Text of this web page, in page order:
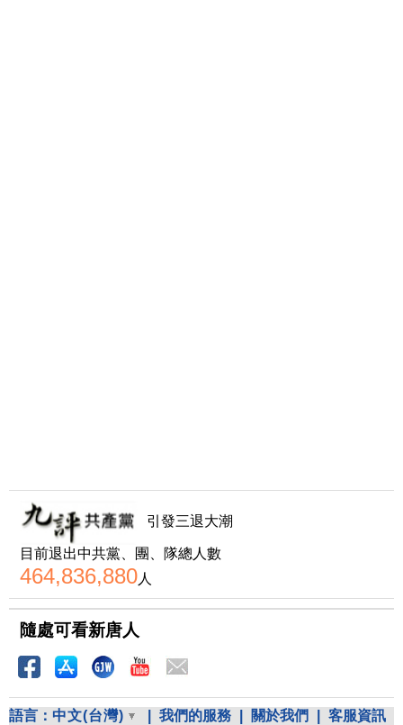
引發三退大潮
目前退出中共黨、團、隊總人數
464,836,880人
隨處可看新唐人
語言： 中文(台灣) 我們的服務 關於我們 客服資訊